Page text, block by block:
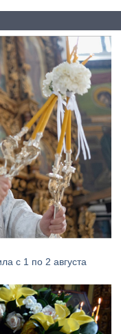
с 1 по 2 августа